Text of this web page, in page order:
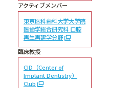
アクティブメンバー
東京医科歯科大学大学院
医歯学総合研究科 口腔
再生再建学分野
臨床教授
CID（Center of
Implant Dentistry）
Club